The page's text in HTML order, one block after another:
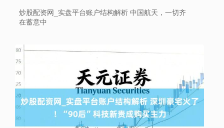
炒股配资网_实盘平台账户结构解析 中国航天，一切齐
在蓄意中